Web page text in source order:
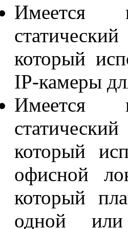
Имеется
который
IP-камеры
Имеется
который
офисной
который
одной